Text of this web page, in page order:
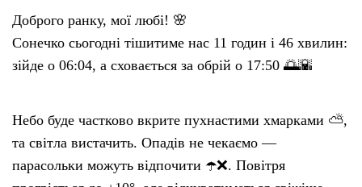
Доброго ранку, мої любі! 🌸
Сонечко сьогодні тішитиме нас 11 годин і 46 хвилин:
зійде о 06:04, а сховається за обрій о 17:50 🌅🌇
Небо буде частково вкрите пухнастими хмарками ⛅,
та світла вистачить. Опадів не чекаємо —
парасольки можуть відпочити ☂️❌. Повітря